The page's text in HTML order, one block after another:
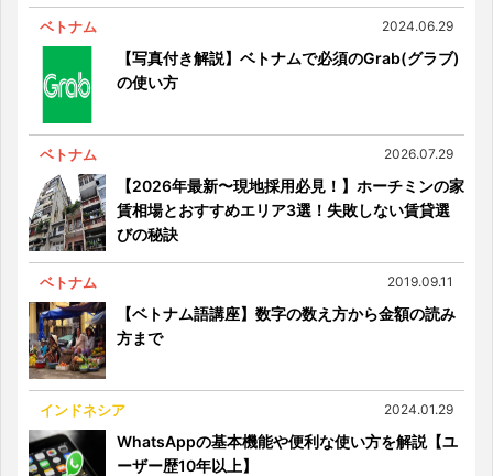
ベトナム 2024.06.29
【写真付き解説】ベトナムで必須のGrab(グラブ)
の使い方
ベトナム 2026.07.29
【2026年最新〜現地採用必見！】ホーチミンの家
賃相場とおすすめエリア3選！失敗しない賃貸選
びの秘訣
ベトナム 2019.09.11
【ベトナム語講座】数字の数え方から金額の読み
方まで
インドネシア 2024.01.29
WhatsAppの基本機能や便利な使い方を解説【ユ
ーザー歴10年以上】